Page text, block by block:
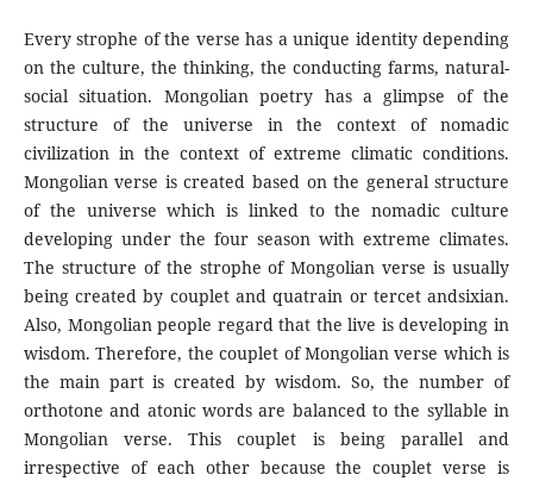
Every strophe of the verse has a unique identity depending
on the culture, the thinking, the conducting farms, natural-
social situation. Mongolian poetry has a glimpse of the
structure of the universe in the context of nomadic
civilization in the context of extreme climatic conditions.
Mongolian verse is created based on the general structure
of the universe which is linked to the nomadic culture
developing under the four season with extreme climates.
The structure of the strophe of Mongolian verse is usually
being created by couplet and quatrain or tercet andsixian.
Also, Mongolian people regard that the live is developing in
wisdom. Therefore, the couplet of Mongolian verse which is
the main part is created by wisdom. So, the number of
orthotone and atonic words are balanced to the syllable in
Mongolian verse. This couplet is being parallel and
irrespective of each other because the couplet verse is